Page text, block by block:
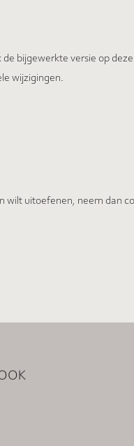
bijgewerkte versie op
wijzigingen.
wilt uitoefenen, neem dan
Links